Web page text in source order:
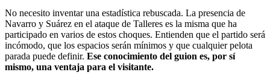
No necesito inventar una estadística rebuscada. La presencia de
Navarro y Suárez en el ataque de Talleres es la misma que ha
participado en varios de estos choques. Entienden que el partido será
incómodo, que los espacios serán mínimos y que cualquier pelota
parada puede definir. Ese conocimiento del guion es, por sí
mismo, una ventaja para el visitante.